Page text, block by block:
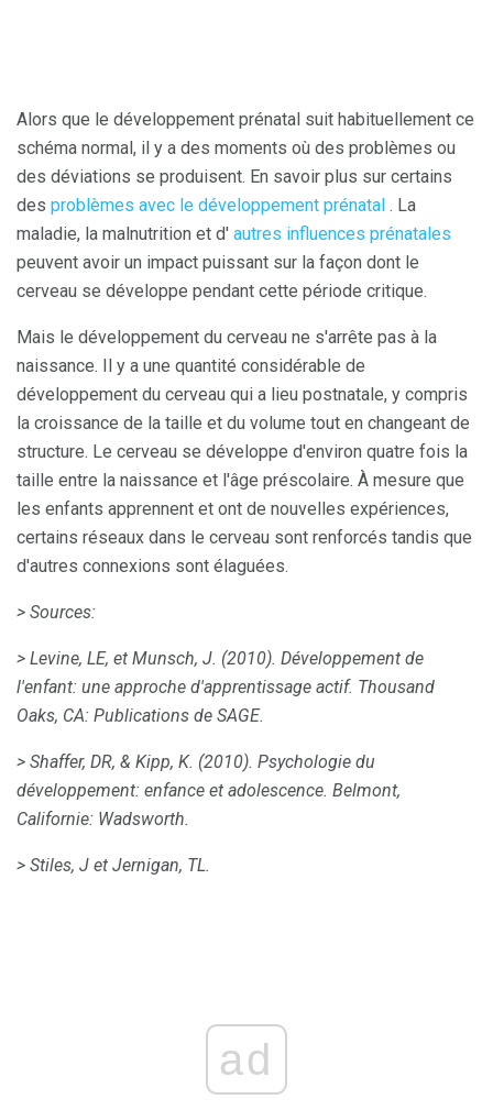
Alors que le développement prénatal suit habituellement ce
schéma normal, il y a des moments où des problèmes ou
des déviations se produisent. En savoir plus sur certains
des problèmes avec le développement prénatal . La
maladie, la malnutrition et d' autres influences prénatales
peuvent avoir un impact puissant sur la façon dont le
cerveau se développe pendant cette période critique.
Mais le développement du cerveau ne s'arrête pas à la
naissance. Il y a une quantité considérable de
développement du cerveau qui a lieu postnatale, y compris
la croissance de la taille et du volume tout en changeant de
structure. Le cerveau se développe d'environ quatre fois la
taille entre la naissance et l'âge préscolaire. À mesure que
les enfants apprennent et ont de nouvelles expériences,
certains réseaux dans le cerveau sont renforcés tandis que
d'autres connexions sont élaguées.
> Sources:
> Levine, LE, et Munsch, J. (2010). Développement de
l'enfant: une approche d'apprentissage actif. Thousand
Oaks, CA: Publications de SAGE.
> Shaffer, DR, & Kipp, K. (2010). Psychologie du
développement: enfance et adolescence. Belmont,
Californie: Wadsworth.
> Stiles, J et Jernigan, TL.
ad